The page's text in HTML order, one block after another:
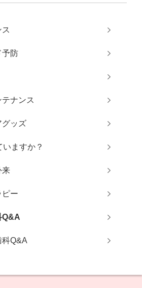
予防
ナンス
グッズ
ますか？
来
ピー
Q&A
Q&A